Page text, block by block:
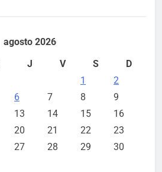
agosto 2026
J V S
D
1
2
6 7 8
9
13 14 15
16
20 21 22
23
27 28 29
30